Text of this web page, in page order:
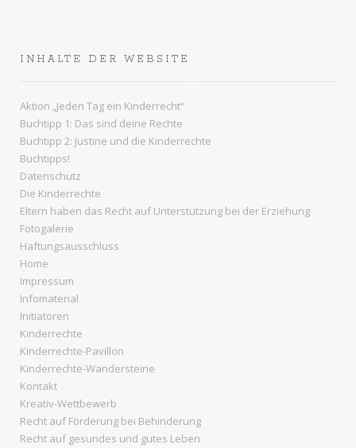
INHALTE DER WEBSITE
Aktion „Jeden Tag ein Kinderrecht“
Buchtipp 1: Das sind deine Rechte
Buchtipp 2: Justine und die Kinderrechte
Buchtipps!
Datenschutz
Die Kinderrechte
Eltern haben das Recht auf Unterstützung bei der Erziehung
Fotogalerie
Haftungsausschluss
Home
Impressum
Infomaterial
Initiatoren
Kinderrechte
Kinderrechte-Pavillon
Kinderrechte-Wandersteine
Kontakt
Kreativ-Wettbewerb
Recht auf Förderung bei Behinderung
Recht auf gesundes und gutes Leben